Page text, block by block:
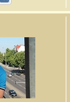
ВКонтакте